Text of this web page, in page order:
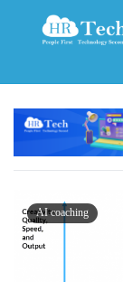
AI coaching